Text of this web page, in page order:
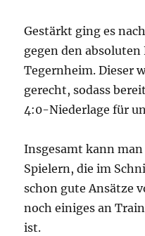
Gestärkt ging es
gegen den absoluten
Tegernheim. Dieser
gerecht, sodass
4:0-Niederlage für
Insgesamt kann man
Spielern, die im
schon gute Ansätze
noch einiges an
ist.